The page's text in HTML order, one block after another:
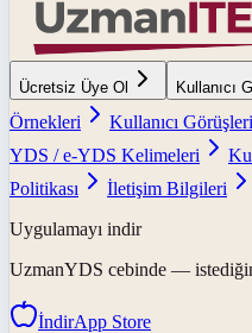
Ücretsiz Üye Ol Kullanıcı
Örnekleri
Kullanıcı Görüşleri
YDS / e-YDS Kelimeleri
Politikası
İletişim Bilgileri
Uygulamayı indir
UzmanYDS cebinde —
İndirApp Store